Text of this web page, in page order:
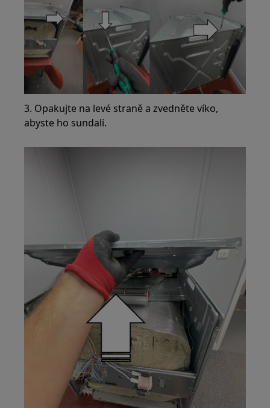
3. Opakujte na levé straně a zvedněte víko,
abyste ho sundali.